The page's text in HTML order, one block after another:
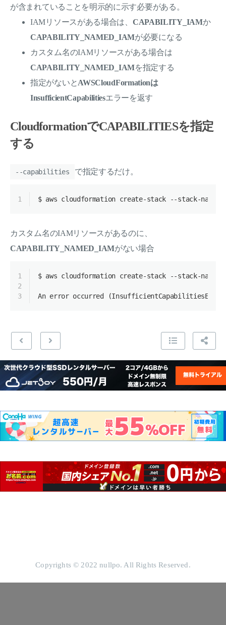
が含まれていることを明示的に示す必要がある。
IAMリソースがある場合は、 CAPABILITY_IAMか
CAPABILITY_NAMED_IAMが必要になる
カスタム名のIAMリソースがある場合は
CAPABILITY_NAMED_IAMを指定する
指定がないとAWSCloudFormationは
InsufficientCapabilitiesエラーを返す
CloudformationでCAPABILITIESを指定
する
--capabilities で指定するだけ。
1 $ aws cloudformation create-stack --stack-name
カスタム名のIAMリソースがあるのに、
CAPABILITY_NAMED_IAMがない場合
1
2
3
$ aws cloudformation create-stack --stack-name
An error occurred
Copyrights © 2022 nullpo. All Rights Reserved.